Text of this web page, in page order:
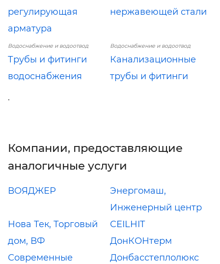
регулирующая
арматура
нержавеющей стали
Водоснабжение и водоотвод
Трубы и фитинги
водоснабжения
Водоснабжение и водоотвод
Канализационные
трубы и фитинги
.
Компании, предоставляющие
аналогичные услуги
ВОЯДЖЕР
Энергомаш,
Инженерный центр
Нова Тек, Торговый
дом, ВФ
CEILHIT
ДонКОНтерм
Современные
Донбасстеплолюкс